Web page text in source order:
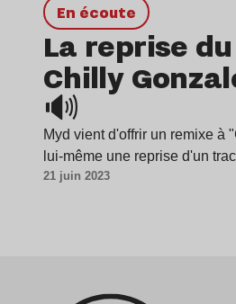
en écoute
La reprise du
Chilly
🔊
Myd vient d'offrir un remixe à
lui-même une reprise d'un
21 juin 2023